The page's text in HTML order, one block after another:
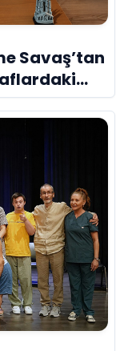
Savaş’tan